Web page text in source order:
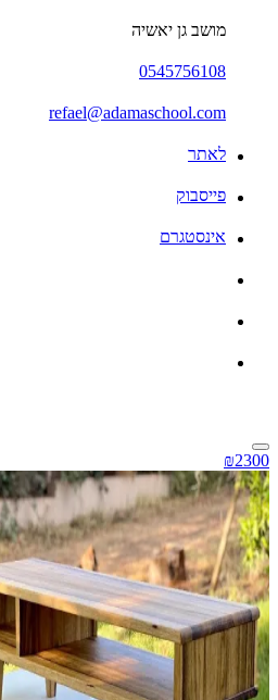
מושב גן יאשיה
0545756108
refael@adamaschool.com
לאתר
פייסבוק
אינסטגרם
₪2300